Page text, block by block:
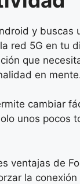
y buscas
red 5G en tu
que
en
cambiar
unos pocos
ventajas de
la conexión